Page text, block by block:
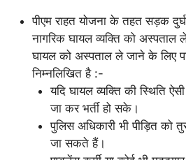
पीएम राहत योजना के तहत सड़क
नागरिक घायल व्यक्ति को
घायल को अस्पताल ले जाने के लिए
निम्नलिखित है :-
यदि घायल व्यक्ति की स्थिति
जा कर भर्ती हो सके।
पुलिस अधिकारी भी पीड़ित को
जा सकते हैं।